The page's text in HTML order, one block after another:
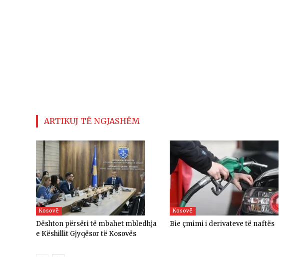
ARTIKUJ TË NGJASHËM
Kosovë
​Dështon përsëri të mbahet mbledhja
e Këshillit Gjyqësor të Kosovës
Kosovë
Bie çmimi i derivateve të naftës